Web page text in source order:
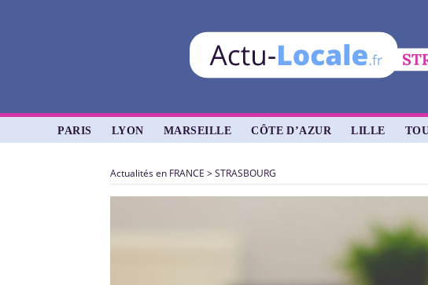
PARIS LYON MARSEILLE CÔTE D’AZUR LILLE
Actualités en FRANCE >STRASBOURG